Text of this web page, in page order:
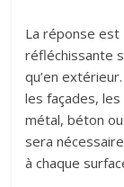
La réponse est
réfléchissante
qu’en
les façades,
métal, béton ou
sera
à chaque